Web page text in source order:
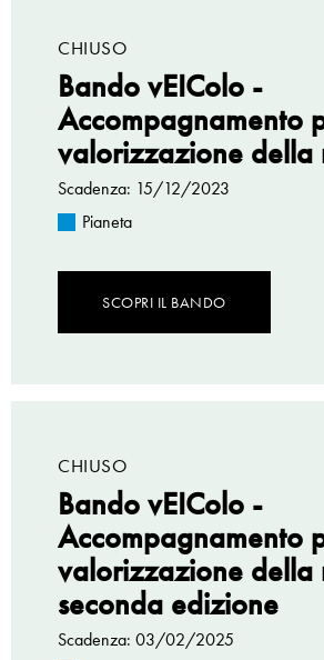
CHIUSO
Bando vEIColo -
Accompagnamento
valorizzazione della
Scadenza: 15/12/2023
Pianeta
SCOPRI IL BANDO
CHIUSO
Bando vEIColo -
Accompagnamento
valorizzazione della
seconda edizione
Scadenza: 03/02/2025